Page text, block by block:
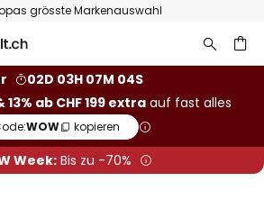
grösste Markenauswahl
02D 03H 07M 04S
13% ab CHF 199 extra auf fast alles
WOW kopieren
Week:Bis zu -70%